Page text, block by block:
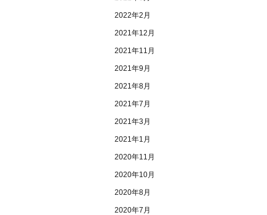
2022年2月
2021年12月
2021年11月
2021年9月
2021年8月
2021年7月
2021年3月
2021年1月
2020年11月
2020年10月
2020年8月
2020年7月